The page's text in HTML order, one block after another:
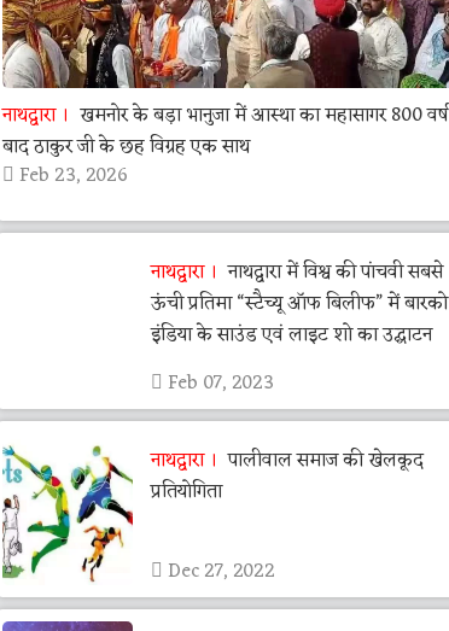
नाथद्वारा
खमनोर के बड़ा भानुजा में आस्था का महासागर 800 वर्ष
बाद ठाकुर जी के छह विग्रह एक साथ
Feb 23, 2026
नाथद्वारा
नाथद्वारा में विश्व की पांचवी सबसे
ऊंची प्रतिमा “स्टैच्यू ऑफ बिलीफ” में बारको
इंडिया के साउंड एवं लाइट शो का उद्घाटन
Feb 07, 2023
नाथद्वारा
पालीवाल समाज की खेलकूद
प्रतियोगिता
Dec 27, 2022